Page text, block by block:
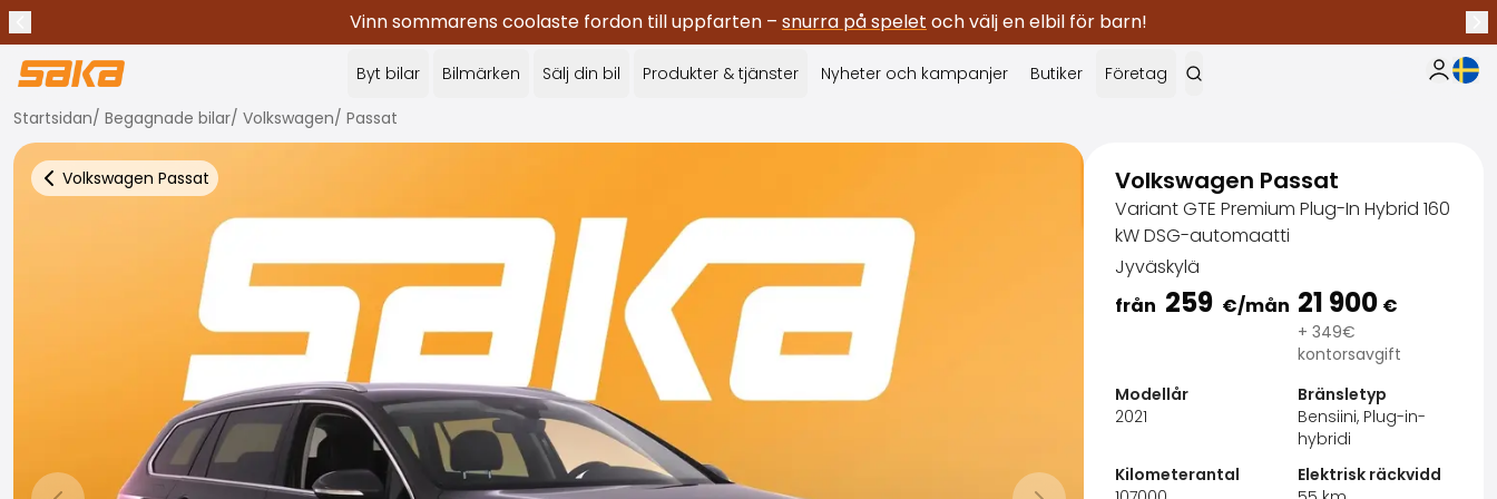
Vinn sommarens coolaste fordon till uppfarten – snurra på spelet och välj en elbil för barn!
Stoppa meddelanden
✕
Byt bilar Bilmärken Sälj din bil Produkter & tjänster Nyheter och kampanjer Butiker Företag Min Saka
Startsidan/ Begagnade bilar/ Volkswagen/ Passat
Volkswagen Passat
Tillbaka till fler bilresultat Volkswagen Passat
Variant GTE Premium Plug-In Hybrid 160
kW DSG-automaatti
Jyväskylä
från 259 €/mån 21 900 €
+ 349€
kontorsavgift
Modellår
2021
Bränsletyp
Bensiini, Plug-in-
hybridi
Kilometerantal
Elektrisk räckvidd